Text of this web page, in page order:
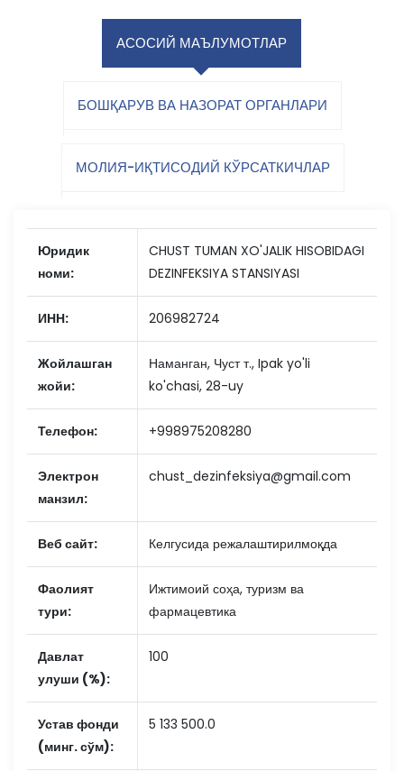
АСОСИЙ МАЪЛУМОТЛАР
БОШҚАРУВ ВА НАЗОРАТ ОРГАНЛАРИ
МОЛИЯ-ИҚТИСОДИЙ КЎРСАТКИЧЛАР
Юридик
номи:
CHUST TUMAN XO'JALIK HISOBIDAGI
DEZINFEKSIYA STANSIYASI
ИНН: 206982724
Жойлашган
жойи:
Наманган, Чуст т., Ipak yo'li
ko'chasi, 28-uy
Телефон: +998975208280
Электрон
манзил:
chust_dezinfeksiya@gmail.com
Веб сайт: Келгусида режалаштирилмоқда
Фаолият
тури:
Ижтимоий соҳа, туризм ва
фармацевтика
Давлат
улуши (%):
100
Устав фонди
(минг. сўм):
5 133 500.0